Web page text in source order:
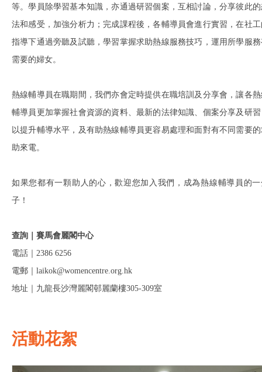
等。學員除學習基本知識，亦通過研習個案，互相討論，分享彼此
法和感受，加強分析力；完成課程後，各輔導員會進行實習，在社
指導下通過旁聽及試聽，學習掌握求助熱線服務技巧，運用所學服
需要的婦女。
熱線輔導員在職期間，我們亦會定時提供在職培訓及分享會，讓各
輔導員更加掌握社會資源的資料、最新的法律知識、個案分享及研
以提升輔導水平，及有助熱線輔導員更容易處理和面對有不同需要
助來電。
如果您都有一顆助人的心，歡迎您加入我們，成為熱線輔導員的一
子！
查詢｜賽馬會麗閣中心
電話｜2386 6256
電郵｜laikok@womencentre.org.hk
地址｜九龍長沙灣麗閣邨麗蘭樓305-309室
活動花絮